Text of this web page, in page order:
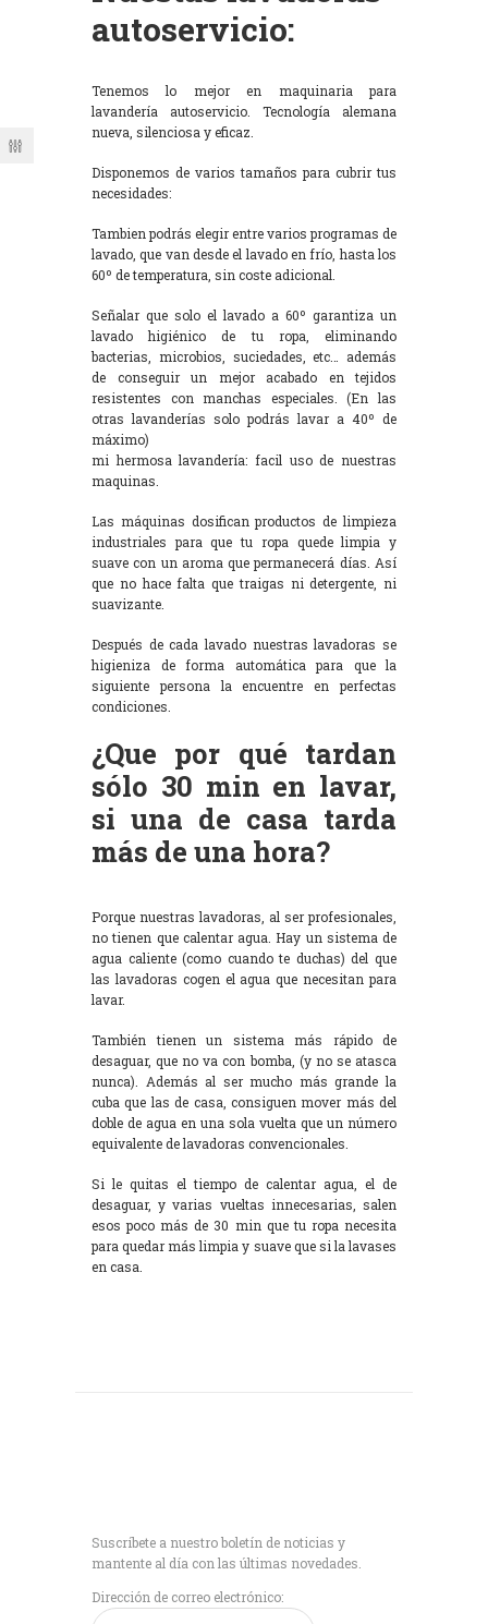
autoservicio:
Tenemos lo mejor en maquinaria para
lavandería autoservicio. Tecnología alemana
nueva, silenciosa y eficaz.
Disponemos de varios tamaños para cubrir tus
necesidades:
Tambien podrás elegir entre varios programas de
lavado, que van desde el lavado en frío, hasta los
60º de temperatura, sin coste adicional.
Señalar que solo el lavado a 60º garantiza un
lavado higiénico de tu ropa, eliminando
bacterias, microbios, suciedades, etc… además
de conseguir un mejor acabado en tejidos
resistentes con manchas especiales. (En las
otras lavanderías solo podrás lavar a 40º de
máximo)
mi hermosa lavandería: facil uso de nuestras
maquinas.
Las máquinas dosifican productos de limpieza
industriales para que tu ropa quede limpia y
suave con un aroma que permanecerá días. Así
que no hace falta que traigas ni detergente, ni
suavizante.
Después de cada lavado nuestras lavadoras se
higieniza de forma automática para que la
siguiente persona la encuentre en perfectas
condiciones.
¿Que por qué tardan
sólo 30 min en lavar,
si una de casa tarda
más de una hora?
Porque nuestras lavadoras, al ser profesionales,
no tienen que calentar agua. Hay un sistema de
agua caliente (como cuando te duchas) del que
las lavadoras cogen el agua que necesitan para
lavar.
También tienen un sistema más rápido de
desaguar, que no va con bomba, (y no se atasca
nunca). Además al ser mucho más grande la
cuba que las de casa, consiguen mover más del
doble de agua en una sola vuelta que un número
equivalente de lavadoras convencionales.
Si le quitas el tiempo de calentar agua, el de
desaguar, y varias vueltas innecesarias, salen
esos poco más de 30 min que tu ropa necesita
para quedar más limpia y suave que si la lavases
en casa.
Suscríbete a nuestro boletín de noticias y
mantente al día con las últimas novedades.
Dirección de correo electrónico: